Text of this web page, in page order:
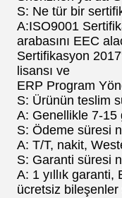
S: Ne tür bir
A:ISO9001
arabasını EEC
Sertifikasyon
lisansı ve
ERP Program
S: Ürünün teslim
A: Genellikle 7-15
S: Ödeme süresi
A: T/T, nakit,
S: Garanti süresi
A: 1 yıllık garanti,
ücretsiz